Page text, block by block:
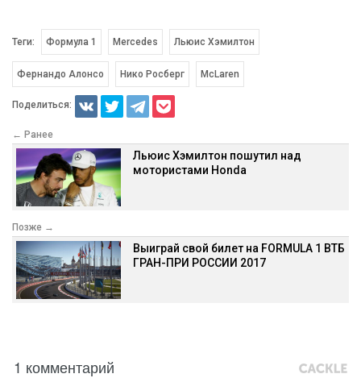
Теги: Формула 1 Mercedes Льюис Хэмилтон
Фернандо Алонсо Нико Росберг McLaren
Поделиться:
← Ранее
Льюис Хэмилтон пошутил над
мотористами Honda
Позже →
Выиграй свой билет на FORMULA 1 ВТБ
ГРАН-ПРИ РОССИИ 2017
1 комментарий